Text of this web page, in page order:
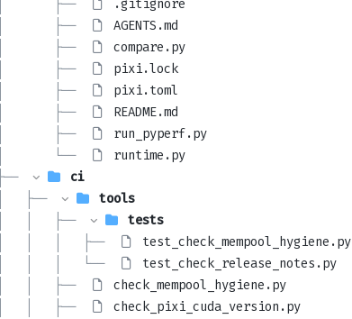
│       ├──
.gitignore
│       ├──
AGENTS.md
│       ├──
compare.py
│       ├──
pixi.lock
│       ├──
pixi.toml
│       ├──
README.md
│       ├──
run_pyperf.py
│       └──
runtime.py
├──
ci
│   ├──
tools
│   │   ├──
tests
│   │   │   ├──
test_check_mempool_hygiene.py
│   │   │   └──
test_check_release_notes.py
│   │   ├──
check_mempool_hygiene.py
│   │   ├──
check_pixi_cuda_version.py